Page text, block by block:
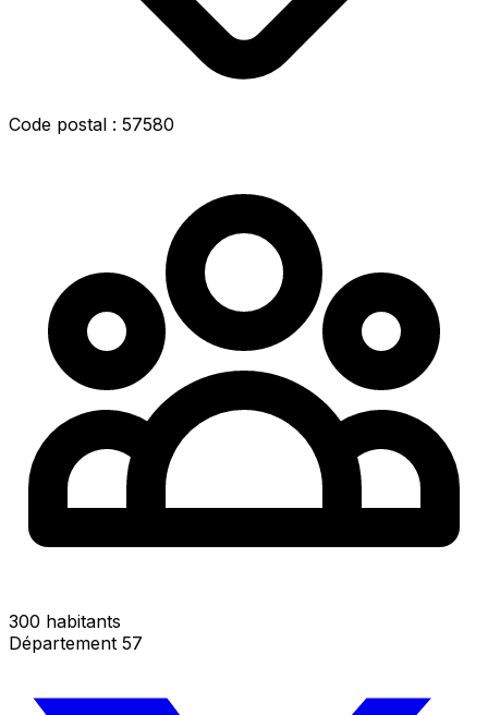
Code postal : 57580
300 habitants
Département 57